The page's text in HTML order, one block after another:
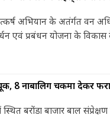
अभियान के अतंर्गत वन
एवं प्रबंधन योजना के
चूक, 8 नाबालिग चकमा देकर
बरोंडा बाजार बाल